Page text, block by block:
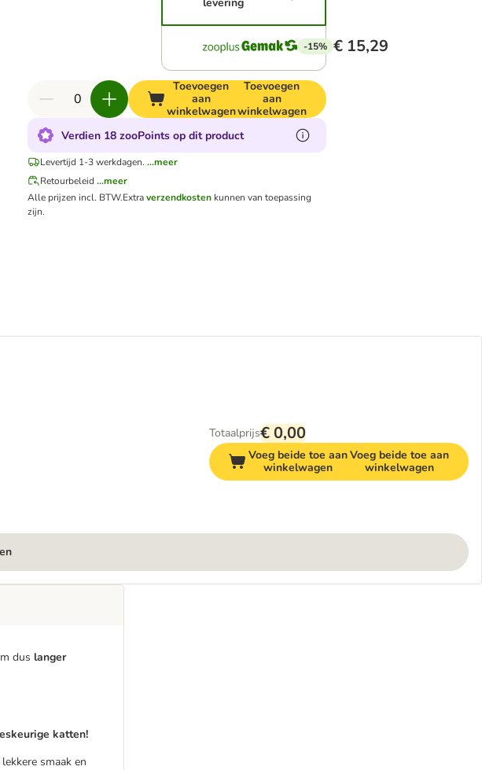
-15% € 15,29
Toevoegen
aan
winkelwagen
Toevoegen
aan
winkelwagen
Verdien 18 zooPoints op dit product
Levertijd 1-3 werkdagen. ...meer
Retourbeleid ...meer
Alle prijzen incl. BTW.Extraverzendkostenkunnen van toepassing
zijn.
Totaalprijs€ 0,00
Voeg beide toe aan
winkelwagen
Voeg beide toe aan
winkelwagen
dus langer
katten!
smaak en